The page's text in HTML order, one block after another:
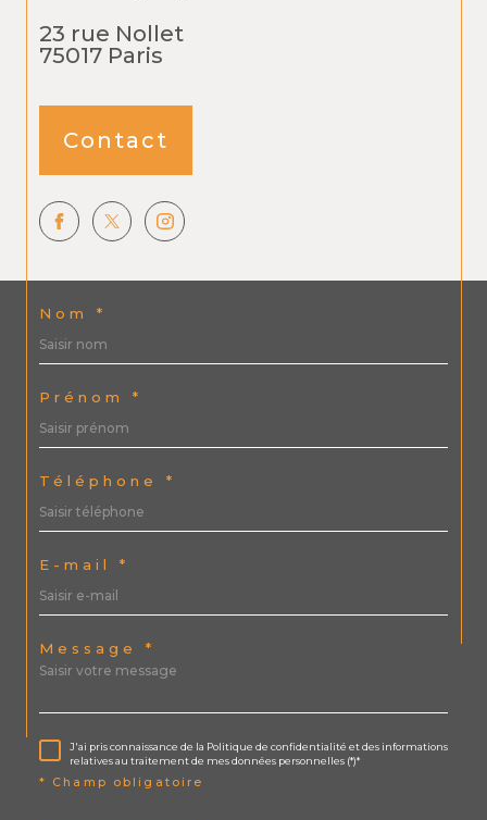
Nom *
Prénom *
Téléphone *
E-mail *
Message *
J'ai pris connaissance de la Politique de confidentialité et des informations
relatives au traitement de mes données personnelles (*)*
* Champ obligatoire
23 rue Nollet
75017
Paris
Contact